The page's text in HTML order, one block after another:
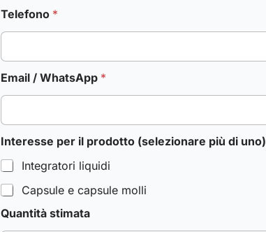
Telefono *
Email / WhatsApp *
Interesse per il prodotto (selezionare più di uno)
Integratori liquidi
Capsule e capsule molli
Quantità stimata